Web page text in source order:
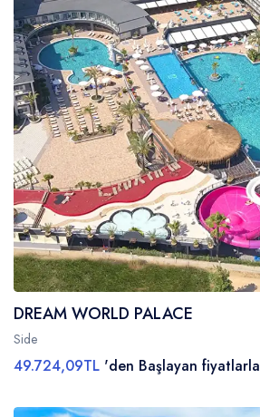
DREAM WORLD PALACE
Side
49.724,09TL 'den Başlayan fiyatlarla